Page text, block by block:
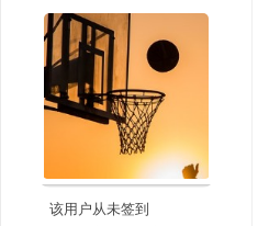
该用户从未签到